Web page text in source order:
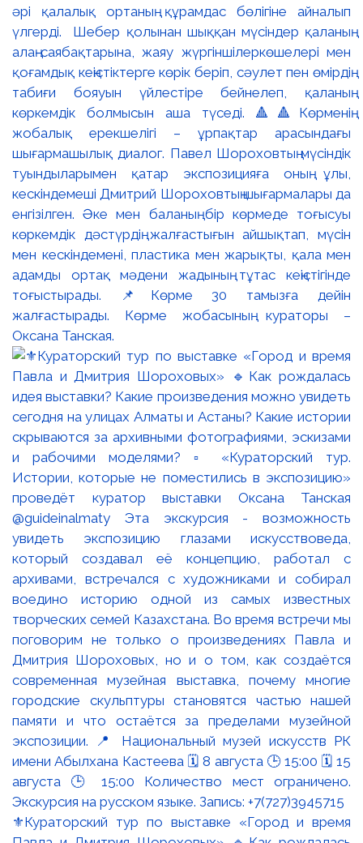
әрі қалалық ортаның құрамдас бөлігіне айналып
үлгерді. Шебер қолынан шыққан мүсіндер қаланың
алаң-саябақтарына, жаяу жүргіншілеркөшелері мен
қоғамдық кеңістіктерге көрік беріп, сәулет пен өмірдің
табиғи бояуын үйлестіре бейнелеп, қаланың
көркемдік болмысын аша түседі. 🔺🔺Көрменің
жобалық ерекшелігі – ұрпақтар арасындағы
шығармашылық диалог. Павел Шороховтың мүсіндік
туындыларымен қатар экспозицияға оның ұлы,
кескіндемеші Дмитрий Шороховтың шығармалары да
енгізілген. Әке мен баланың бір көрмеде тоғысуы
көркемдік дәстүрдің жалғастығын айшықтап, мүсін
мен кескіндемені, пластика мен жарықты, қала мен
адамды ортақ мәдени жадының тұтас кеңістігінде
тоғыстырады. 📌Көрме 30 тамызға дейін
жалғастырады. Көрме жобасының кураторы –
Оксана Танская.
⚜️Кураторский тур по выставке «Город и время